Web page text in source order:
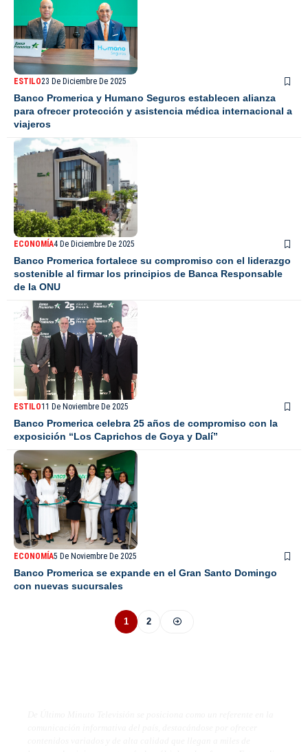
ESTILO23 De Diciembre De 2025
Banco Promerica y Humano Seguros establecen alianza
para ofrecer protección y asistencia médica internacional a
viajeros
ECONOMÍA4 De Diciembre De 2025
Banco Promerica fortalece su compromiso con el liderazgo
sostenible al firmar los principios de Banca Responsable
de la ONU
ESTILO11 De Noviembre De 2025
Banco Promerica celebra 25 años de compromiso con la
exposición “Los Caprichos de Goya y Dalí”
ECONOMÍA5 De Noviembre De 2025
Banco Promerica se expande en el Gran Santo Domingo
con nuevas sucursales
1 2